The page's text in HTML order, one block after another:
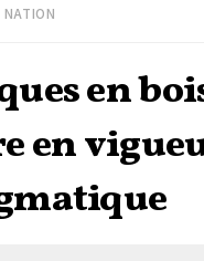
NATION
en
en